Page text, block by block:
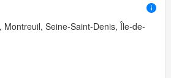
Montreuil, Seine-Saint-Denis, Île-de-